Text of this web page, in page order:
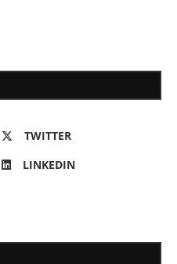
TWITTER
LINKEDIN